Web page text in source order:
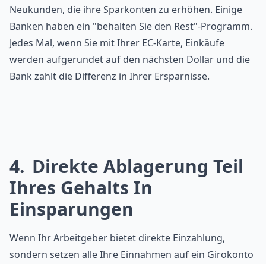
Neukunden, die ihre Sparkonten zu erhöhen. Einige
Banken haben ein "behalten Sie den Rest"-Programm.
Jedes Mal, wenn Sie mit Ihrer EC-Karte, Einkäufe
werden aufgerundet auf den nächsten Dollar und die
Bank zahlt die Differenz in Ihrer Ersparnisse.
4 Direkte Ablagerung Teil
Ihres Gehalts In
Einsparungen
Wenn Ihr Arbeitgeber bietet direkte Einzahlung,
sondern setzen alle Ihre Einnahmen auf ein Girokonto